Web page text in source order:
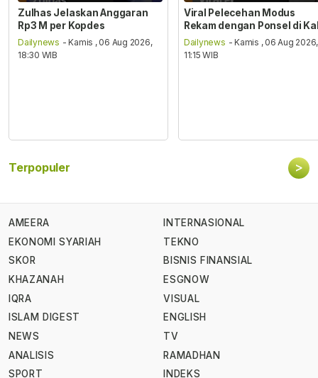
Zulhas Jelaskan Anggaran
Rp3 M per Kopdes
Dailynews - Kamis , 06 Aug 2026,
18:30 WIB
Viral Pelecehan Modus
Rekam dengan Ponsel di
Dailynews - Kamis , 06 Aug 2026,
11:15 WIB
Terpopuler >
AMEERA
EKONOMI SYARIAH
SKOR
KHAZANAH
IQRA
ISLAM DIGEST
NEWS
ANALISIS
SPORT
INTERNASIONAL
TEKNO
BISNIS FINANSIAL
ESGNOW
VISUAL
ENGLISH
TV
RAMADHAN
INDEKS